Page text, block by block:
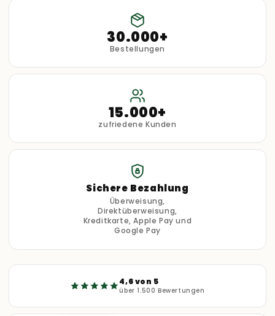
30.000+
Bestellungen
15.000+
zufriedene Kunden
Sichere Bezahlung
Überweisung,
Direktüberweisung,
Kreditkarte, Apple Pay und
Google Pay
4,6 von 5
über 1.500 Bewertungen